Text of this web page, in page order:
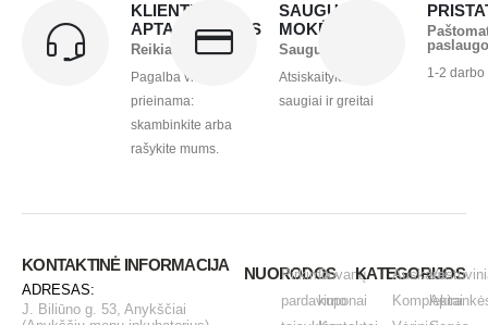
KLIENTŲ
APTARNAVIMAS
Reikia pagalbos?
Pagalba visada
prieinama:
skambinkite arba
rašykite mums.
SAUGUS
MOKĖJIMAS
Saugu ir greita
Atsiskaitykite
saugiai ir greitai
1-2
KONTAKTINĖ INFORMACIJA
ADRESAS:
J. Biliūno g. 53, Anykščiai
NUORODOS
Pirkimo -
pardavimo
Dovanų
kuponai
KATEGORIJOS
Auskarai
Komplektai